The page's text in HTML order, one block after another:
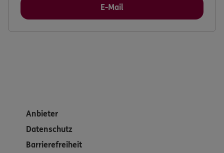
E-Mail
Anbieter
Datenschutz
Barrierefreiheit